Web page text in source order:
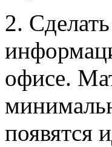
2.
офисе.
появятся